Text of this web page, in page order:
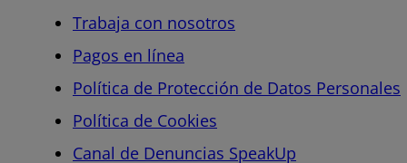
Trabaja con nosotros
Pagos en línea
Política de Protección de Datos Personales
Política de Cookies
Canal de Denuncias SpeakUp